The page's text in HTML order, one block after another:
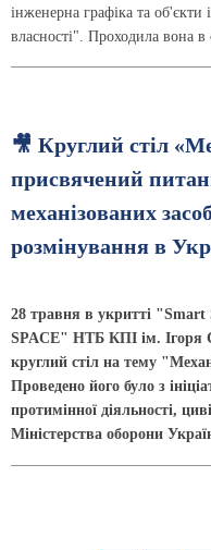
інженерна графіка та об'єкти
власності". Проходила вона
🎥 Круглий стіл
присвячений
механізованих
розмінування в
28 травня в укритті
SPACE" НТБ КПІ ім. Ігоря
круглий стіл на тему
Проведено його було з
протимінної діяльності,
Міністерства оборони